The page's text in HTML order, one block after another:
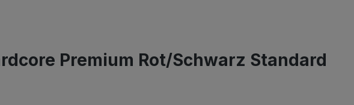
Premium Rot/Schwarz Standard